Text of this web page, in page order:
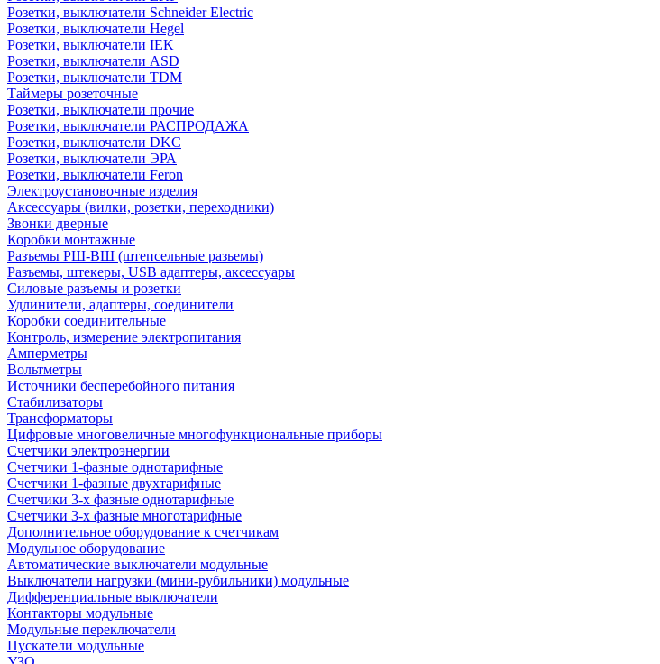
Розетки, выключатели Schneider Electric
Розетки, выключатели Hegel
Розетки, выключатели IEK
Розетки, выключатели ASD
Розетки, выключатели TDM
Таймеры розеточные
Розетки, выключатели прочие
Розетки, выключатели РАСПРОДАЖА
Розетки, выключатели DKC
Розетки, выключатели ЭРА
Розетки, выключатели Feron
Электроустановочные изделия
Аксессуары (вилки, розетки, переходники)
Звонки дверные
Коробки монтажные
Разъемы РШ-ВШ (штепсельные разьемы)
Разъемы, штекеры, USB адаптеры, аксессуары
Силовые разъемы и розетки
Удлинители, адаптеры, соединители
Коробки соединительные
Контроль, измерение электропитания
Амперметры
Вольтметры
Источники бесперебойного питания
Стабилизаторы
Трансформаторы
Цифровые многовеличные многофункциональные приборы
Счетчики электроэнергии
Счетчики 1-фазные однотарифные
Счетчики 1-фазные двухтарифные
Счетчики 3-х фазные однотарифные
Счетчики 3-х фазные многотарифные
Дополнительное оборудование к счетчикам
Модульное оборудование
Автоматические выключатели модульные
Выключатели нагрузки (мини-рубильники) модульные
Дифференциальные выключатели
Контакторы модульные
Модульные переключатели
Пускатели модульные